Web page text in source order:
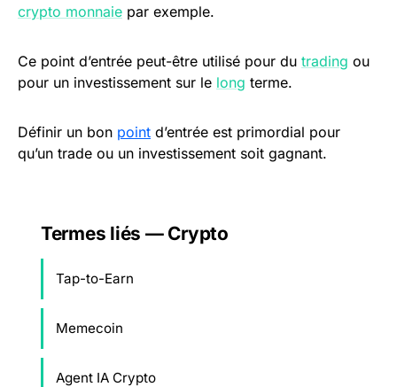
crypto monnaie par exemple.
Ce point d’entrée peut-être utilisé pour du trading ou
pour un investissement sur le long terme.
Définir un bon point d’entrée est primordial pour
qu’un trade ou un investissement soit gagnant.
Termes liés — Crypto
Tap-to-Earn
Memecoin
Agent IA Crypto